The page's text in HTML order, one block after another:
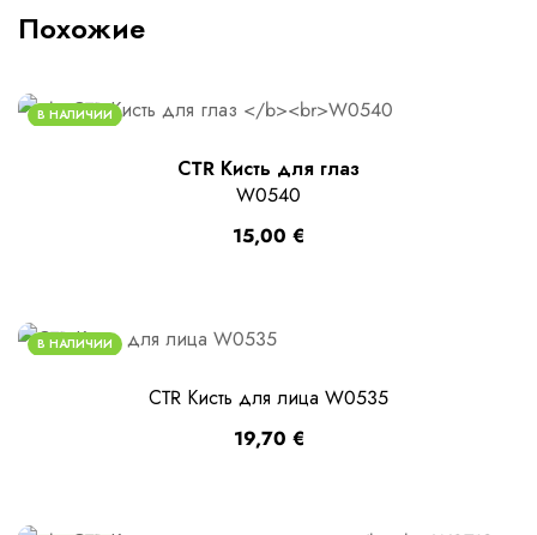
Похожие
В НАЛИЧИИ
СTR Кисть для глаз
W0540
15,00 €
В НАЛИЧИИ
СTR Кисть для лица W0535
19,70 €